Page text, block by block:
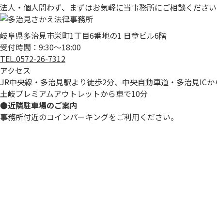
法人・個人問わず、まずはお気軽に当事務所にご相談ください
岐阜県多治見市栄町1丁目6番地の1 日章ビル6階
受付時間：9:30～18:00
TEL.0572-26-7312
アクセス
JR中央線・多治見駅より徒歩2分、中央自動車道・多治見IC
土岐プレミアムアウトレットから車で10分
●近隣駐車場のご案内
事務所付近のコインパーキングをご利用ください。